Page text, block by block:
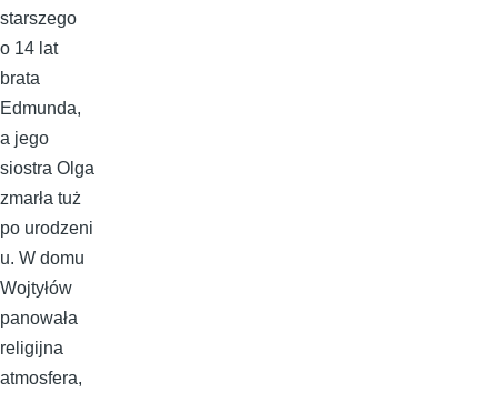
starszego
o 14 lat
brata
Edmunda,
a jego
siostra Olga
zmarła tuż
po urodzeni
u. W domu
Wojtyłów
panowała
religijna
atmosfera,